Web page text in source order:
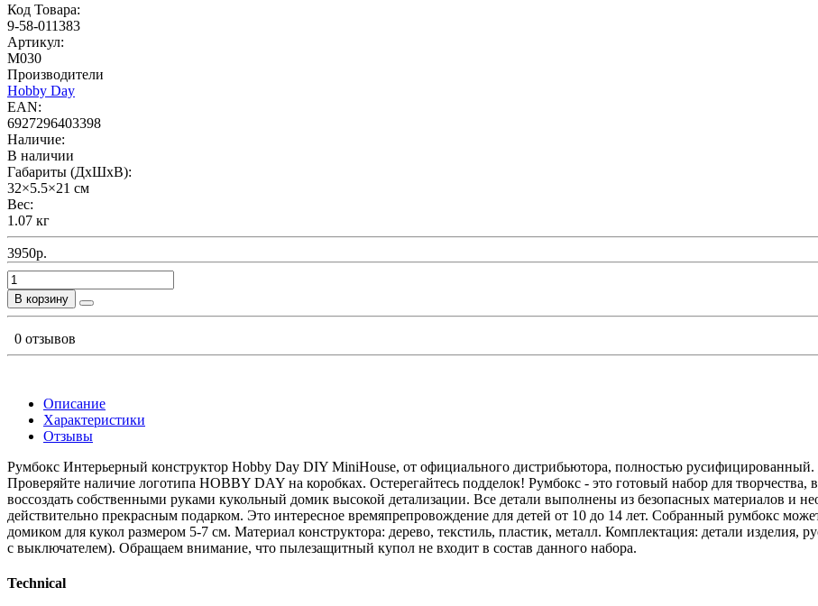
Код Товара:
9-58-011383
Артикул:
M030
Производители
Hobby Day
EAN:
6927296403398
Наличие:
В наличии
Габариты (ДхШхВ):
32×5.5×21 см
Вес:
1.07 кг
3950р.
В корзину
0 отзывов
Описание
Характеристики
Отзывы
Румбокс Интерьерный конструктор Hobby Day DIY MiniHouse, от официального дистрибьютора, полностью
Проверяйте наличие логотипа HOBBY DAY на коробках. Остерегайтесь подделок! Румбокс - это готовый набор для
воссоздать собственными руками кукольный домик высокой детализации. Все детали выполнены из безопасных материалов и
действительно прекрасным подарком. Это интересное времяпрепровождение для детей от 10 до 14 лет. Собранный румбокс
домиком для кукол размером 5-7 см. Материал конструктора: дерево, текстиль, пластик, металл. Комплектация: детали изделия,
с выключателем). Обращаем внимание, что пылезащитный купол не входит в состав данного набора.
Technical